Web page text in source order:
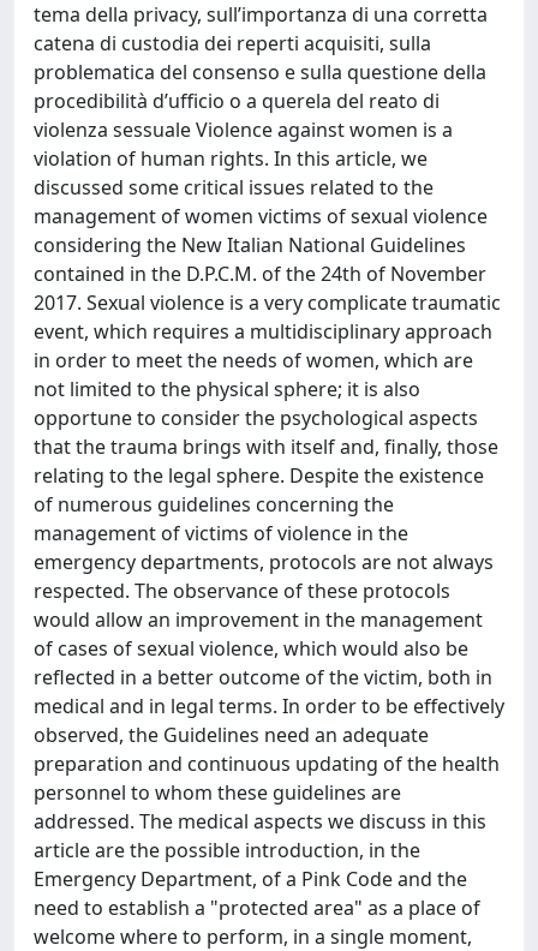
tema della privacy, sull’importanza di una corretta
catena di custodia dei reperti acquisiti, sulla
problematica del consenso e sulla questione della
procedibilità d’ufficio o a querela del reato di
violenza sessuale Violence against women is a
violation of human rights. In this article, we
discussed some critical issues related to the
management of women victims of sexual violence
considering the New Italian National Guidelines
contained in the D.P.C.M. of the 24th of November
2017. Sexual violence is a very complicate traumatic
event, which requires a multidisciplinary approach
in order to meet the needs of women, which are
not limited to the physical sphere; it is also
opportune to consider the psychological aspects
that the trauma brings with itself and, finally, those
relating to the legal sphere. Despite the existence
of numerous guidelines concerning the
management of victims of violence in the
emergency departments, protocols are not always
respected. The observance of these protocols
would allow an improvement in the management
of cases of sexual violence, which would also be
reflected in a better outcome of the victim, both in
medical and in legal terms. In order to be effectively
observed, the Guidelines need an adequate
preparation and continuous updating of the health
personnel to whom these guidelines are
addressed. The medical aspects we discuss in this
article are the possible introduction, in the
Emergency Department, of a Pink Code and the
need to establish a "protected area" as a place of
welcome where to perform, in a single moment,